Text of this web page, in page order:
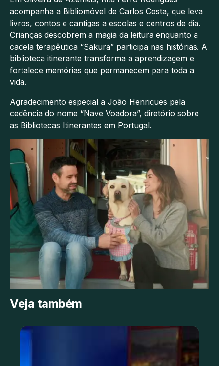
acompanha a Bibliomóvel de Carlos Costa, que leva
livros, contos e cantigas a escolas e centros de dia.
Crianças descobrem a magia da leitura enquanto a
cadela terapêutica “Sakura” participa nas histórias. A
biblioteca itinerante transforma a aprendizagem e
fortalece memórias que permanecem para toda a
vida.
Agradecimento especial a João Henriques pela
cedência do nome “Nave Voadora”, diretório sobre
as Bibliotecas Itinerantes em Portugal.
Veja também